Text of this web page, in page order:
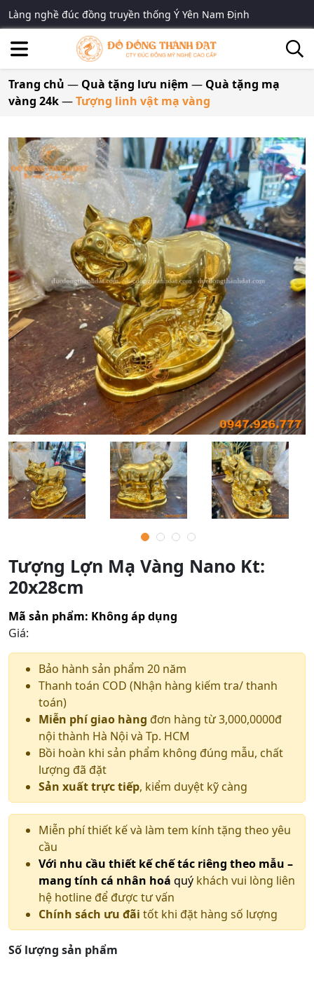
Làng nghề đúc đồng truyền thống Ý Yên Nam Định
Trang chủ — Quà tặng lưu niệm — Quà tặng mạ
vàng 24k—Tượng linh vật mạ vàng
Tượng Lợn Mạ Vàng Nano Kt:
20x28cm
Mã sản phẩm: Không áp dụng
Giá:
Bảo hành sản phẩm 20 năm
Thanh toán COD (Nhận hàng kiếm tra/ thanh
toán)
Miễn phí giao hàng đơn hàng từ 3,000,0000đ
nội thành Hà Nội và Tp. HCM
Bồi hoàn khi sản phẩm không đúng mẫu, chất
lượng đã đặt
Sản xuất trực tiếp, kiểm duyệt kỹ càng
Miễn phí thiết kế và làm tem kính tặng theo yêu
cầu
Với nhu cầu thiết kế chế tác riêng theo mẫu –
mang tính cá nhân hoá quý khách vui lòng liên
hệ hotline để được tư vấn
Chính sách ưu đãi tốt khi đặt hàng số lượng
Số lượng sản phẩm